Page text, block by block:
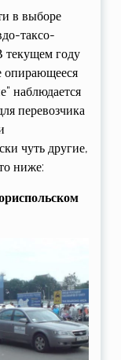
в выборе
таксо-
текущем году
опирающееся
наблюдается
перевозчика
чуть другие,
ниже: